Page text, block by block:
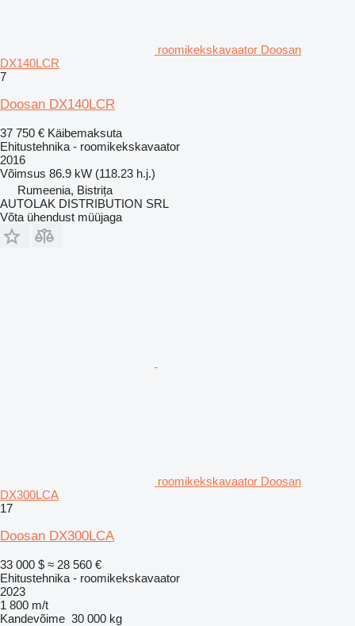
roomikekskavaator Doosan
DX140LCR
7
Doosan DX140LCR
37 750 € Käibemaksuta
Ehitustehnika - roomikekskavaator
2016
Võimsus 86.9 kW (118.23 h.j.)
Rumeenia, Bistrița
AUTOLAK DISTRIBUTION SRL
Võta ühendust müüjaga
roomikekskavaator Doosan
DX300LCA
17
Doosan DX300LCA
33 000 $ ≈ 28 560 €
Ehitustehnika - roomikekskavaator
2023
1 800 m/t
Kandevõime 30 000 kg